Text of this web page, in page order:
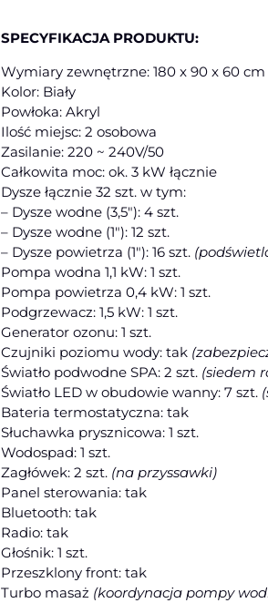
SPECYFIKACJA PRODUKTU:
Wymiary zewnętrzne: 180 x 90 x 60 cm
Kolor: Biały
Powłoka: Akryl
Ilość miejsc: 2 osobowa
Zasilanie: 220 ~ 240V/50
Całkowita moc: ok. 3 kW łącznie
Dysze łącznie 32 szt. w tym:
– Dysze wodne (3,5″): 4 szt.
– Dysze wodne (1″): 12 szt.
– Dysze powietrza (1″): 16 szt.
Pompa wodna 1,1 kW: 1 szt.
Pompa powietrza 0,4 kW: 1 szt.
Podgrzewacz: 1,5 kW: 1 szt.
Generator ozonu: 1 szt.
Czujniki poziomu wody: tak
Światło podwodne SPA: 2 szt. (siedem
Światło LED w obudowie wanny: 7 szt.
Bateria termostatyczna: tak
Słuchawka prysznicowa: 1 szt.
Wodospad: 1 szt.
Zagłówek: 2 szt. (na przyssawki)
Panel sterowania: tak
Bluetooth: tak
Radio: tak
Głośnik: 1 szt.
Przeszklony front: tak
Turbo masaż (koordynacja pompy